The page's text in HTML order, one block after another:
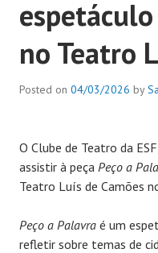
no Teatro
Posted on 04/03/2026 by
O Clube de Teatro da
assistir à peça Peço a
Teatro Luís de Camões
Peço a Palavra é um
refletir sobre temas de